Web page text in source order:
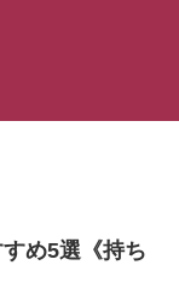
め5選《持ち